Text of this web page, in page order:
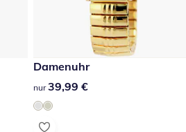
39,99 €
Damenuhr
39,99 €
nur 39,99 €